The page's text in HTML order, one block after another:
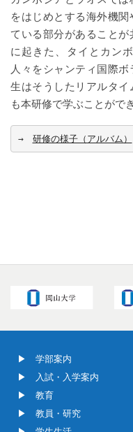
をはじめとする海外機
ている部分があること
に起きた、タイとカン
人々をシャンティ国際
生はそうしたリアルタイ
も本研修で学ぶことがで
→ 研修の様子（アルバム）
学部案内
入試・入学案内
教育
教員・研究